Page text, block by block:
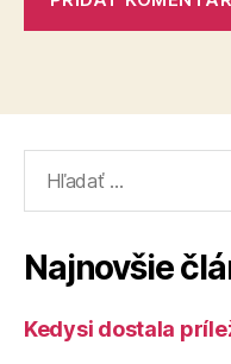
Najnovšie
Kedysi dostala